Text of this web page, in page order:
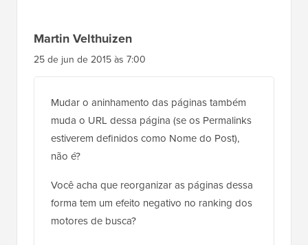
Martin Velthuizen
25 de jun de 2015 às 7:00
Mudar o aninhamento das páginas também
muda o URL dessa página (se os Permalinks
estiverem definidos como Nome do Post),
não é?
Você acha que reorganizar as páginas dessa
forma tem um efeito negativo no ranking dos
motores de busca?